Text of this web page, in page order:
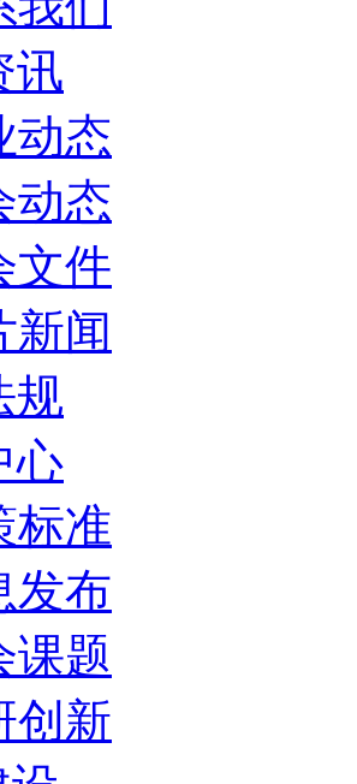
讯
动态
动态
文件
新闻
规
心
标准
发布
课题
创新